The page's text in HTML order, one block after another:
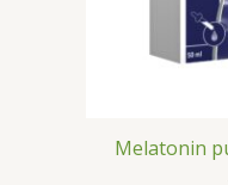
Melatonin